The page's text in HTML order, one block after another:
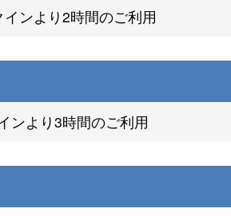
ンより2時間のご利用
ンより3時間のご利用